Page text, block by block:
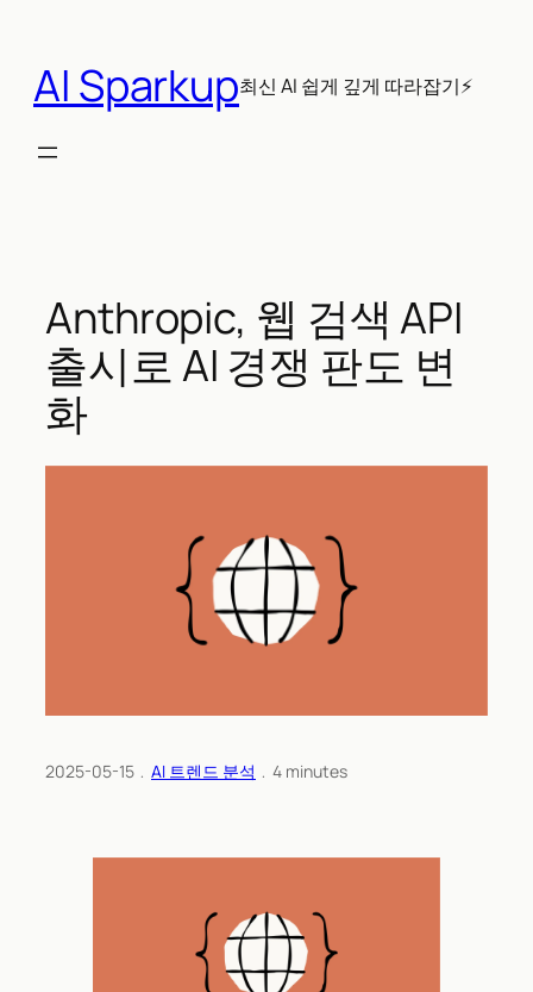
AI Sparkup최신 AI 쉽게 깊게 따라잡기⚡
Anthropic, 웹 검색 API
출시로 AI 경쟁 판도 변
화
2025-05-15 ﹒ AI 트렌드 분석 ﹒ 4 minutes